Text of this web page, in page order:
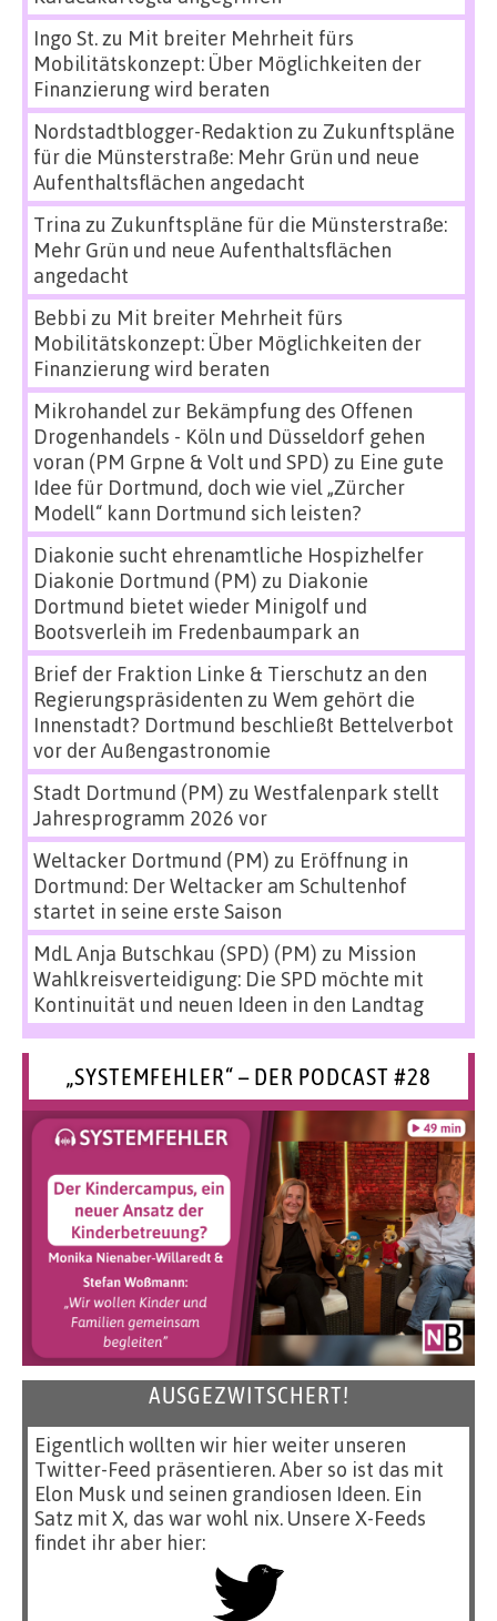
Ingo St.zu Mit breiter Mehrheit fürs
Mobilitätskonzept: Über Möglichkeiten der
Finanzierung wird beraten
Nordstadtblogger-Redaktion zu Zukunftspläne
für die Münsterstraße: Mehr Grün und neue
Aufenthaltsflächen angedacht
Trina zu Zukunftspläne für die Münsterstraße:
Mehr Grün und neue Aufenthaltsflächen
angedacht
Bebbi zu Mit breiter Mehrheit fürs
Mobilitätskonzept: Über Möglichkeiten der
Finanzierung wird beraten
Mikrohandel zur Bekämpfung des Offenen
Drogenhandels - Köln und Düsseldorf gehen
voran (PM Grpne & Volt und SPD) zu Eine gute
Idee für Dortmund, doch wie viel „Zürcher
Modell“ kann Dortmund sich leisten?
Diakonie sucht ehrenamtliche Hospizhelfer
Diakonie Dortmund (PM) zu Diakonie
Dortmund bietet wieder Minigolf und
Bootsverleih im Fredenbaumpark an
Brief der Fraktion Linke & Tierschutz an den
Regierungspräsidenten zu Wem gehört die
Innenstadt? Dortmund beschließt Bettelverbot
vor der Außengastronomie
Stadt Dortmund (PM) zu Westfalenpark stellt
Jahresprogramm 2026 vor
Weltacker Dortmund (PM) zu Eröffnung in
Dortmund: Der Weltacker am Schultenhof
startet in seine erste Saison
MdL Anja Butschkau (SPD) (PM) zu Mission
Wahlkreisverteidigung: Die SPD möchte mit
Kontinuität und neuen Ideen in den Landtag
„SYSTEMFEHLER“ – DER PODCAST #28
AUSGEZWITSCHERT!
Eigentlich wollten wir hier weiter unseren
Twitter-Feed präsentieren. Aber so ist das mit
Elon Musk und seinen grandiosen Ideen. Ein
Satz mit X, das war wohl nix. Unsere X-Feeds
findet ihr aber hier: